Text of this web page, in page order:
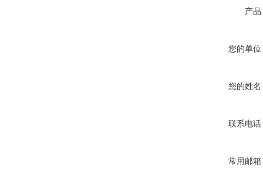
产品
您的单位
您的姓名
联系电话
常用邮箱